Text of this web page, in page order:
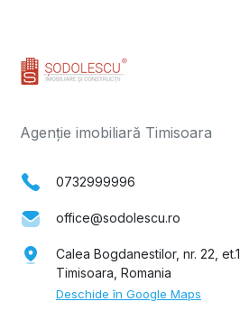
Agenție imobiliară Timisoara
0732999996
office@sodolescu.ro
Calea Bogdanestilor, nr. 22, et.1,
Timisoara, Romania
Deschide în Google Maps